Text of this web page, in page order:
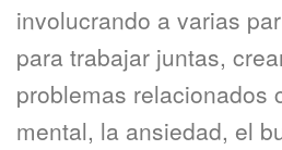
involucrando a varias
para trabajar juntas,
problemas relacionados
mental, la ansiedad, el